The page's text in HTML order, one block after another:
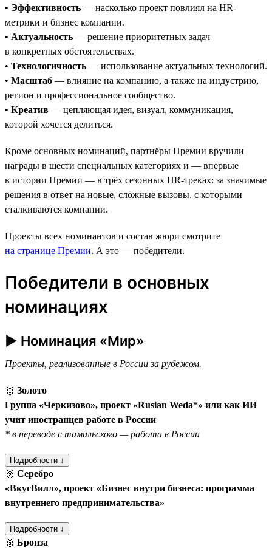
• Эффективность — насколько проект повлиял на HR-
метрики и бизнес компании.
• Актуальность — решение приоритетных задач
в конкретных обстоятельствах.
• Технологичность — использование актуальных технологий.
• Масштаб — влияние на компанию, а также на индустрию,
регион и профессиональное сообщество.
• Креатив — цепляющая идея, визуал, коммуникация,
которой хочется делиться.
Кроме основных номинаций, партнёры Премии вручили
награды в шести специальных категориях и — впервые
в истории Премии — в трёх сезонных HR-треках: за значимые
решения в ответ на новые, сложные вызовы, с которыми
сталкиваются компании.
Проекты всех номинантов и состав жюри смотрите
на странице Премии. А это — победители.
Победители в основных
номинациях
► Номинация «Мир»
Проекты, реализованные в России за рубежом.
🥇 Золото
Группа «Черкизово», проект «Rusian Weda*» или как ИИ
учит иностранцев работе в России
* в переводе с тамильского — работа в России
Подробности ↓
🥈 Серебро
«ВкусВилл», проект «Бизнес внутри бизнеса: программа
внутреннего предпринимательства»
Подробности ↓
🥉 Бронза